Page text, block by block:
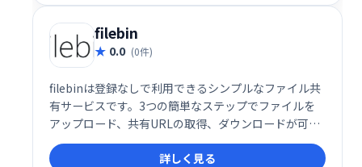
filebin
0.0 (0件)
filebinは登録なしで利用できるシンプルなファイル共
有サービスです。3つの簡単なステップでファイルを
アップロード、共有URLの取得、ダウンロードが可能
です。
詳しく見る